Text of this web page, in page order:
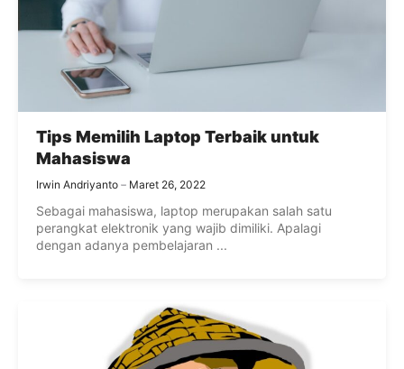
Tips Memilih Laptop Terbaik untuk
Mahasiswa
Irwin Andriyanto Maret 26, 2022
Sebagai mahasiswa, laptop merupakan salah satu
perangkat elektronik yang wajib dimiliki. Apalagi
dengan adanya pembelajaran ...